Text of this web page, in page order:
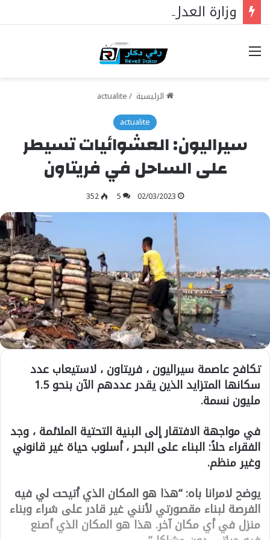
خيارات
الرئيسية /
actualite
actualite
سيراليون: العشوائيات تسيطر
على الساحل في فريتاون
02/03/2023
5
352
تكافح عاصمة سيراليون ، فريتاون ، لاستيعاب عدد
سكانها المتزايد الذين يقدر عددهم الآن بنحو 1.5
مليون نسمة.
في مواجهة الافتقار إلى البنية التحتية الملائمة ، وجد
الفقراء حلاً: البناء على البحر ، أسلوب حياة غير قانوني
وغير منظم.
يوضح لامرانا باه: “هذا هو المكان الذي أتيحت لي فيه
الفرصة لبناء مقصورتي لأنني غير قادر على شراء وبناء
منزل في أي مكان آخر. هذا هو المكان الذي أصنع